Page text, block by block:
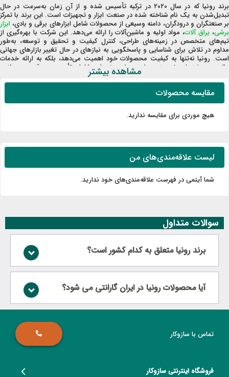
برند رونیا که در سال ۲۰۲۰ در ترکیه تأسیس شده و از آن زمان به‌سرعت در حال
تبدیل‌شدن به یک نام شناخته شده در صنعت ابزار و تجهیزات است. این برند با تمرکز
بر صنعتگران و درودگران، دامنه وسیعی از محصولات شامل ابزارهای برقی و بادی، ابزار
برشی، یراق آلات، مواد اولیه و ماشین‌آلات را ارائه می‌دهد. این شرکت با بهره‌گیری از
تیم‌های متخصص در زمینه‌های طراحی، کنترل کیفیت و تحقیق و توسعه، به‌طور
مداوم در تلاش برای شناسایی و پاسخگویی به نیازهای در حال تغییر بازارهای جهانی
است. رونیا نه‌تنها به کیفیت محصولات خود اهمیت می‌دهد، بلکه به ارائه خدمات
عالی به مشتریان نیز متعهد است. این خدمات شامل تأمین به‌موقع محصولات،
خدمات پس از فروش کارآمد و پشتیبانی کامل در طول استفاده از محصولات می‌شود.
هدف اصلی رونیا، جلب رضایت کامل مشتریان و ایجاد یک تجربه خرید مثبت برای
آن‌ها است.
محصولات برند رونیا
زیر است.
یراق‌آلات
عمده محصولات برند رونیا، یراق‌آلات هستند. این یراق‌آلات شامل انواع لولا
جانبی آن، انواع ریل و لوازم جانبیریل کشو ، نگهدارنده، پیچ و اتصالات می‌شوند.
این ابزارآلات با استفاده از مواد اولیه درجه یک و با رعایت استانداردهای بین‌المللی
تولیدشده و در دارای طراحی زیبا و منحصر به فردی هستند. از مزایای این محصولات
می‌توان به طول عمر طولانی، کارکرد ساده و همچنین تنوع در سایزها و ابعاد اشاره
برای خرید و اطلاع از قیمت ها و همچنین بررسی مشخصات فنی انواع یراق آلات از
ابزار برشی
مشاهده بیشتر
مقایسه محصولات
هیچ موردی برای مقایسه ندارید.
لیست علاقه‌مندی‌های من
شما آیتمی در فهرست علاقه‌مندی‌های خود ندارید.
سوالات متداول
برند رونیا متعلق به کدام کشور است؟
آیا محصولات رونیا در ایران گارانتی می شود؟
تماس با سازوکار
فروشگاه اینترنتی سازوکار